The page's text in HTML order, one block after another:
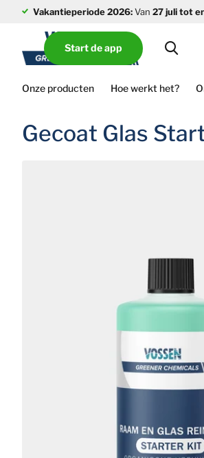
Vakantieperiode 2026:Van 27 juli tot
Start de app
Onze producten Hoe werkt het?
Gecoat Glas